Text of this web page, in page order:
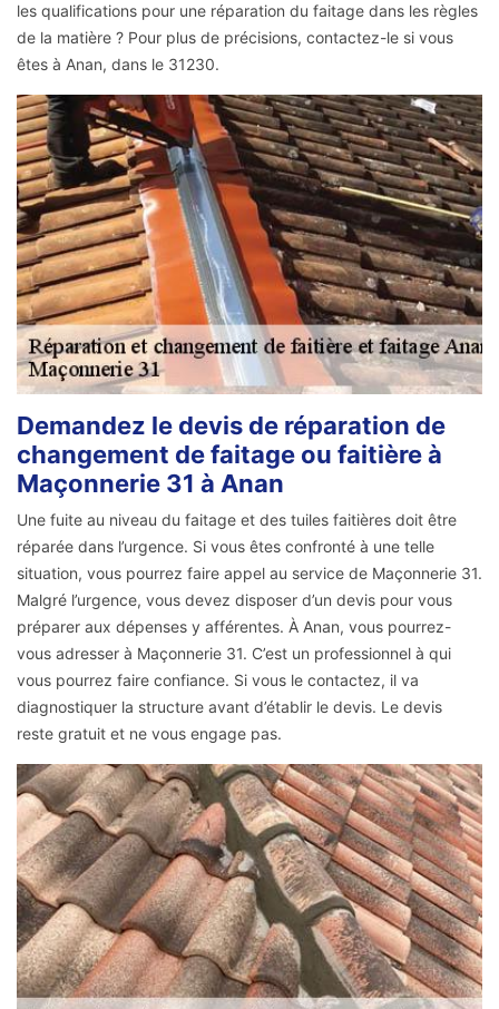
les qualifications pour une réparation du faitage dans les règles
de la matière ? Pour plus de précisions, contactez-le si vous
êtes à Anan, dans le 31230.
Demandez le devis de réparation de
changement de faitage ou faitière à
Maçonnerie 31 à Anan
Une fuite au niveau du faitage et des tuiles faitières doit être
réparée dans l’urgence. Si vous êtes confronté à une telle
situation, vous pourrez faire appel au service de Maçonnerie 31.
Malgré l’urgence, vous devez disposer d’un devis pour vous
préparer aux dépenses y afférentes. À Anan, vous pourrez-
vous adresser à Maçonnerie 31. C’est un professionnel à qui
vous pourrez faire confiance. Si vous le contactez, il va
diagnostiquer la structure avant d’établir le devis. Le devis
reste gratuit et ne vous engage pas.